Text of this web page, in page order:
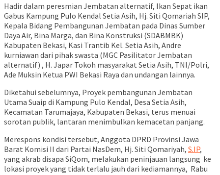
Hadir dalam peresmian Jembatan alternatif, Ikan Sepat ikan
Gabus Kampung Pulo Kendal Setia Asih, Hj. Siti Qomariah SIP,
Kepala Bidang Pembangunan Jembatan pada Dinas Sumber
Daya Air, Bina Marga, dan Bina Konstruksi (SDABMBK)
Kabupaten Bekasi, Kasi Trantib Kel. Setia Asih, Andre
kurniawan dari pihak swasta (MGC Pasilitator Jembatan
alternatif) , H. Japar Tokoh masyarakat Setia Asih, TNI/Polri,
Ade Muksin Ketua PWI Bekasi Raya dan undangan lainnya.
Diketahui sebelumnya, Proyek pembangunan Jembatan
Utama Suaip di Kampung Pulo Kendal, Desa Setia Asih,
Kecamatan Tarumajaya, Kabupaten Bekasi, terus menuai
sorotan publik, lantaran menimbulkan kemacetan panjang.
Merespons kondisi tersebut, Anggota DPRD Provinsi Jawa
Barat Komisi II dari Partai NasDem, Hj. Siti Qomariyah, S.IP,
yang akrab disapa SiQom, melakukan peninjauan langsung ke
lokasi proyek yang tidak terlalu jauh dari kediamannya, Rabu